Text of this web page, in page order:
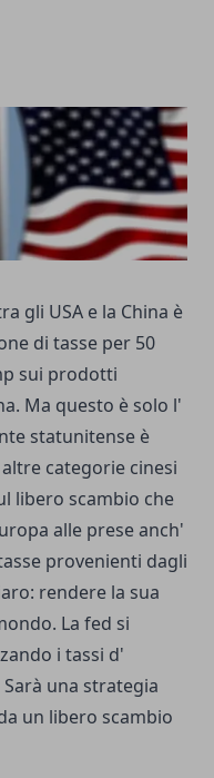
gli USA e la China è
di tasse per 50
sui prodotti
Ma questo è solo l'
statunitense è
categorie cinesi
libero scambio che
alle prese anch'
provenienti dagli
rendere la sua
La fed si
i tassi d'
una strategia
un libero scambio